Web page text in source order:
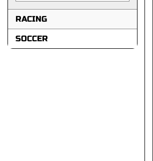
RACING
SOCCER